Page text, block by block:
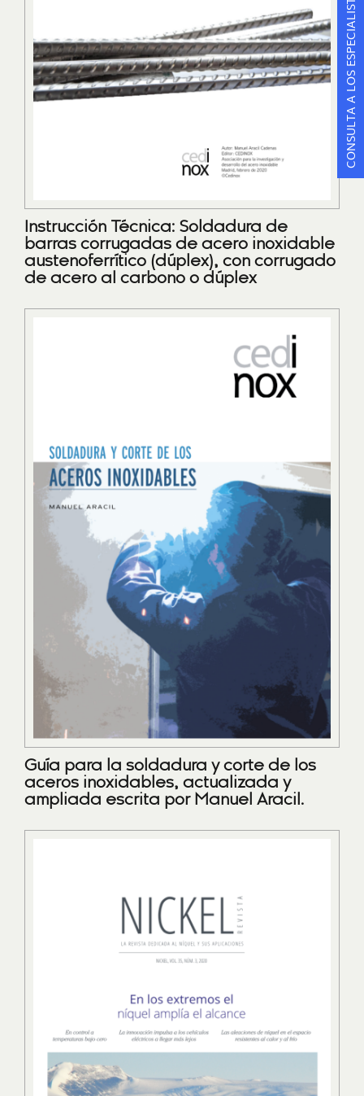
Instrucción Técnica: Soldadura de
barras corrugadas de acero inoxidable
austenoferrítico (dúplex), con corrugado
de acero al carbono o dúplex
Guía para la soldadura y corte de los
aceros inoxidables, actualizada y
ampliada escrita por Manuel Aracil.
CONSULTA A LOS ESPECIALISTAS